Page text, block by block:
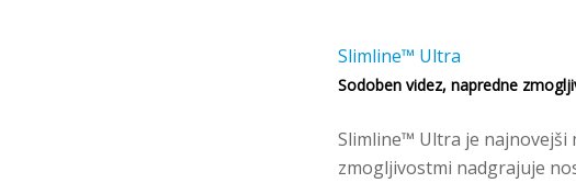
Slimline™ Ultra
Sodoben videz, napredne
Slimline™ Ultra je najnovejši
zmogljivostmi nadgrajuje